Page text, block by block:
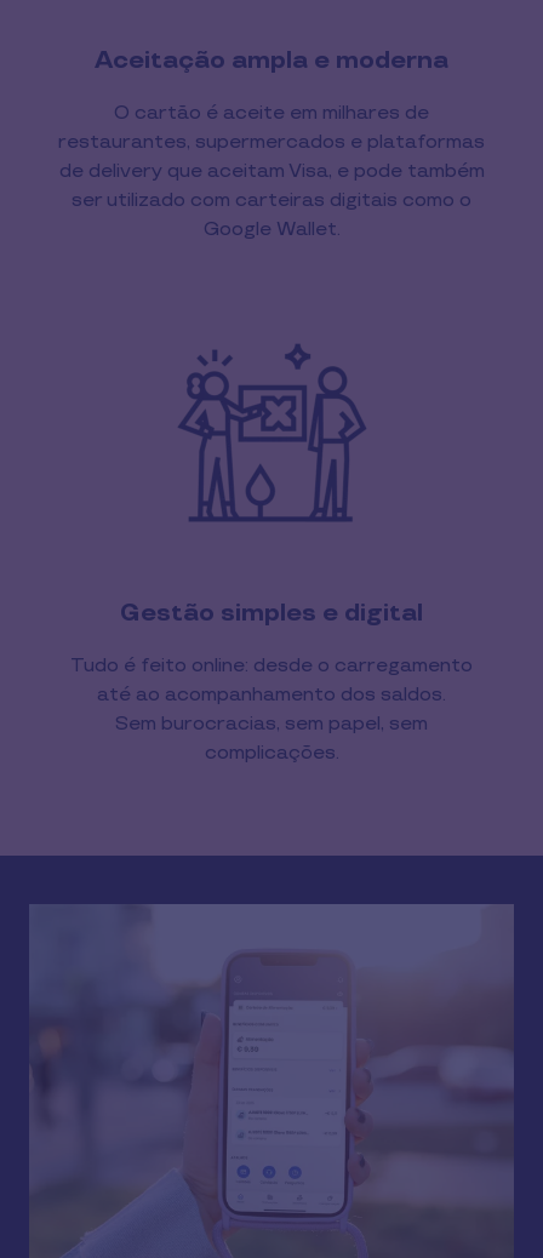
Aceitação ampla e moderna
O cartão é aceite em milhares de
restaurantes, supermercados e plataformas
de delivery que aceitam Visa, e pode também
ser utilizado com carteiras digitais como o
Google Wallet.
Gestão simples e digital
Tudo é feito online: desde o carregamento
até ao acompanhamento dos saldos.
Sem burocracias, sem papel, sem
complicações.